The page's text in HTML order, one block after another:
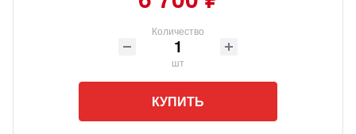
Количество
шт
КУПИТЬ